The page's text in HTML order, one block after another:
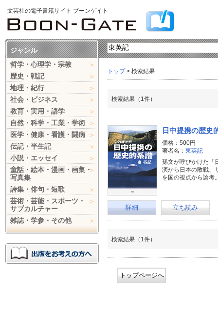
文芸社の電子書籍サイト ブーンゲイト
トップ> 検索結果
検索結果（1件）
日中提携の歴史
価格：500円
著者名： 東英記
孫文が呼びかけた「
演から日本の敗戦、
を国の視点から論考
詳細 立ち読み
検索結果（1件）
トップページへ
ジャンル
哲学・心理学・宗教
歴史・戦記
地理・紀行
社会・ビジネス
教育・実用・語学
自然・科学・工業・学術
医学・健康・看護・闘病
伝記・半生記
小説・エッセイ
童話・絵本・漫画・画集・
写真集
詩集・俳句・短歌
芸術・芸能・スポーツ・
サブカルチャー
雑誌・学参・その他